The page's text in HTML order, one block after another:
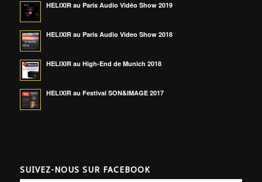
HELIXIR au Paris Audio Vidéo Show 2019
HELIXIR au Paris Audio Video Show 2018
HELIXIR au High-End de Munich 2018
HELIXIR au Festival SON&IMAGE 2017
SUIVEZ-NOUS SUR FACEBOOK